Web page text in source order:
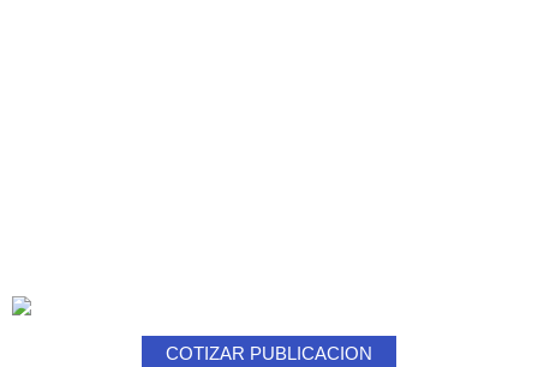
COTIZAR PUBLICACION